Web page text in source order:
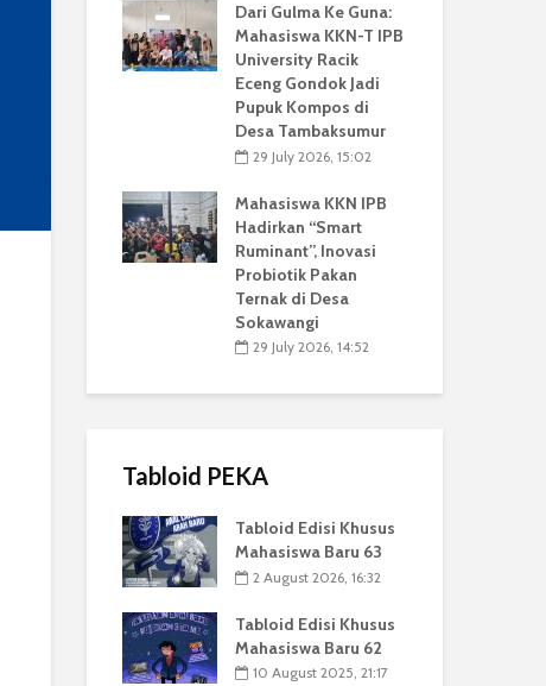
Dari Gulma Ke Guna:
Mahasiswa KKN-T IPB
University Racik
Eceng Gondok Jadi
Pupuk Kompos di
Desa Tambaksumur
29 July 2026, 15:02
Mahasiswa KKN IPB
Hadirkan “Smart
Ruminant”, Inovasi
Probiotik Pakan
Ternak di Desa
Sokawangi
29 July 2026, 14:52
Tabloid PEKA
Tabloid Edisi Khusus
Mahasiswa Baru 63
2 August 2026, 16:32
Tabloid Edisi Khusus
Mahasiswa Baru 62
10 August 2025, 21:17